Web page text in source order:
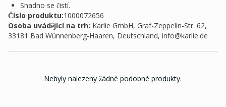
Snadno se čistí.
Číslo produktu:1000072656
Osoba uvádějící na trh: Karlie GmbH, Graf-Zeppelin-Str. 62,
33181 Bad Wünnenberg-Haaren, Deutschland, info@karlie.de
Nebyly nalezeny žádné podobné produkty.